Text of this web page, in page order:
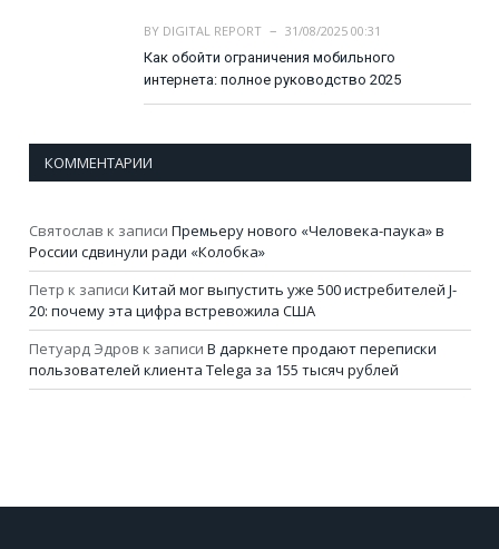
BY DIGITAL REPORT
31/08/2025 00:31
Как обойти ограничения мобильного
интернета: полное руководство 2025
КОММЕНТАРИИ
Святослав к записи Премьеру нового «Человека-паука» в
России сдвинули ради «Колобка»
Петр к записи Китай мог выпустить уже 500 истребителей J-
20: почему эта цифра встревожила США
Петуард Эдров к записи В даркнете продают переписки
пользователей клиента Telega за 155 тысяч рублей